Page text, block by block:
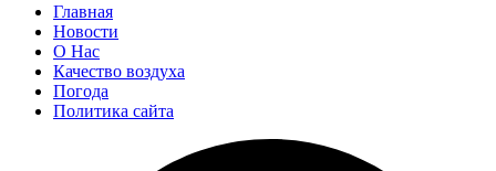
Главная
Новости
О Нас
Качество воздуха
Погода
Политика сайта